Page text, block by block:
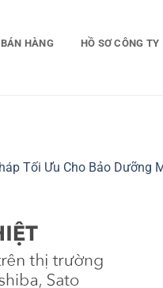
HÀNG HỒ SƠ CÔNG TY
Tối Ưu Cho Bảo Dưỡng